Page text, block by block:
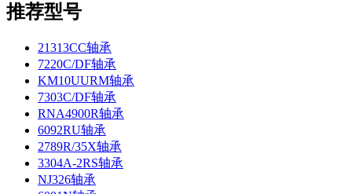
推荐型号
21313CC轴承
7220C/DF轴承
KM10UURM轴承
7303C/DF轴承
RNA4900R轴承
6092RU轴承
2789R/35X轴承
3304A-2RS轴承
NJ326轴承